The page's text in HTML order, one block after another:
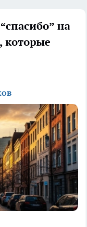
на
которые